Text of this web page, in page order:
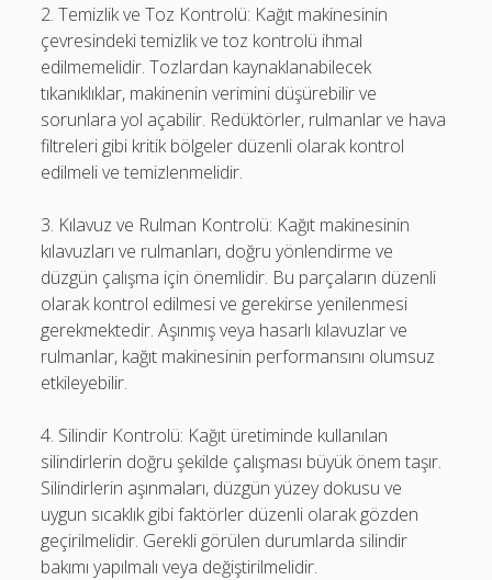
2. Temizlik ve Toz Kontrolü: Kağıt makinesinin
çevresindeki temizlik ve toz kontrolü ihmal
edilmemelidir. Tozlardan kaynaklanabilecek
tıkanıklıklar, makinenin verimini düşürebilir ve
sorunlara yol açabilir. Redüktörler, rulmanlar ve hava
filtreleri gibi kritik bölgeler düzenli olarak kontrol
edilmeli ve temizlenmelidir.
3. Kılavuz ve Rulman Kontrolü: Kağıt makinesinin
kılavuzları ve rulmanları, doğru yönlendirme ve
düzgün çalışma için önemlidir. Bu parçaların düzenli
olarak kontrol edilmesi ve gerekirse yenilenmesi
gerekmektedir. Aşınmış veya hasarlı kılavuzlar ve
rulmanlar, kağıt makinesinin performansını olumsuz
etkileyebilir.
4. Silindir Kontrolü: Kağıt üretiminde kullanılan
silindirlerin doğru şekilde çalışması büyük önem taşır.
Silindirlerin aşınmaları, düzgün yüzey dokusu ve
uygun sıcaklık gibi faktörler düzenli olarak gözden
geçirilmelidir. Gerekli görülen durumlarda silindir
bakımı yapılmalı veya değiştirilmelidir.